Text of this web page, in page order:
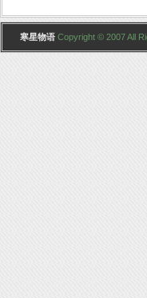
寒星物语 Copyright © 2007 All